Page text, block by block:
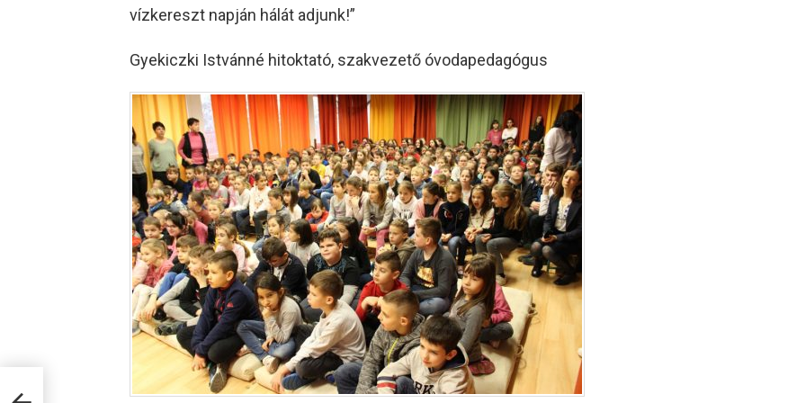
vízkereszt napján hálát adjunk!”
Gyekiczki Istvánné hitoktató, szakvezető óvodapedagógus